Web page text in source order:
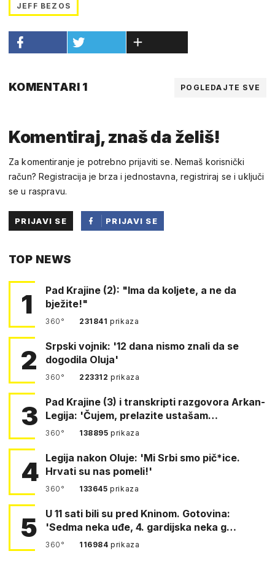
JEFF BEZOS
KOMENTARI 1 POGLEDAJTE SVE
Komentiraj, znaš da želiš!
Za komentiranje je potrebno prijaviti se. Nemaš korisnički
račun? Registracija je brza i jednostavna, registriraj se i uključi
se u raspravu.
PRIJAVI SE
PRIJAVI SE
TOP NEWS
1
Pad Krajine (2): "Ima da koljete, a ne da
bježite!"
360° 231841prikaza
2
Srpski vojnik: '12 dana nismo znali da se
dogodila Oluja'
360° 223312prikaza
3
Pad Krajine (3) i transkripti razgovora Arkan-
Legija: 'Čujem, prelazite ustašam…
360° 138895prikaza
4 Legija nakon Oluje: 'Mi Srbi smo pič*ice.
Hrvati su nas pomeli!'
360° 133645prikaza
5
U 11 sati bili su pred Kninom. Gotovina:
'Sedma neka uđe, 4. gardijska neka g…
360° 116984prikaza